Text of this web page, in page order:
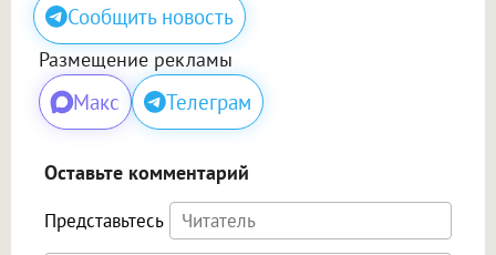
Сообщить новость
Размещение рекламы
Макс Телеграм
Оставьте комментарий
Представьтесь